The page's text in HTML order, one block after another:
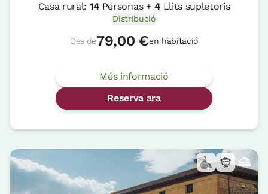
Casa rural: 14 Personas +4Llits supletoris
Distribució
Des de79,00 €en habitació
Més informació
Reserva ara